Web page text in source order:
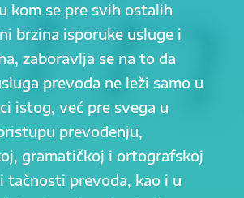
kom se pre svih ostalih
brzina isporuke usluge i
zaboravlja se na to da
prevoda ne leži samo u
istog, već pre svega u
prevođenju,
gramatičkoj i ortografskoj
tačnosti prevoda, kao i u